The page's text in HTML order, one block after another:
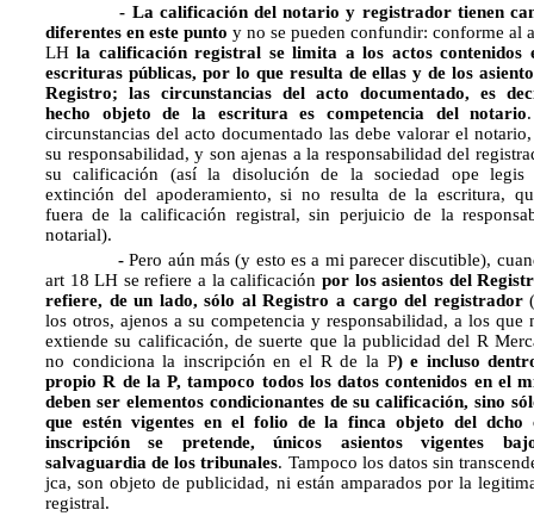
- La calificación del notario y registrador tienen
diferentes en este punto y no se pueden confundir: conforme al
LHla calificación registral se limita a los actos contenidos
escrituras públicas, por lo que resulta de ellas y de los
Registro; las circunstancias del acto documentado, es
hecho objeto de la escritura es competencia del notario
circunstancias del acto documentado las debe valorar el
su responsabilidad, y son ajenas a la responsabilidad del
su calificación (así la disolución de la sociedad ope
extinción del apoderamiento, si no resulta de la escritura,
fuera de la calificación registral, sin perjuicio de la
notarial).
-Pero aún más (y esto es a mi parecer discutible),
art 18 LH se refiere a la calificación  por los asientos del
refiere, de un lado, sólo al Registro a cargo del registrador
los otros, ajenos a su competencia y responsabilidad, a los que
extiende su calificación, de suerte que la publicidad del R
no condiciona la inscripción en el R de la P) e incluso
propio R de la P, tampoco todos los datos contenidos en el
deben ser elementos condicionantes de su calificación, sino
que estén vigentes en el folio de la finca objeto del dcho
inscripción se pretende, únicos asientos vigentes
salvaguardia de los tribunales. Tampoco los datos sin
jca, son objeto de publicidad, ni están amparados por la
registral.